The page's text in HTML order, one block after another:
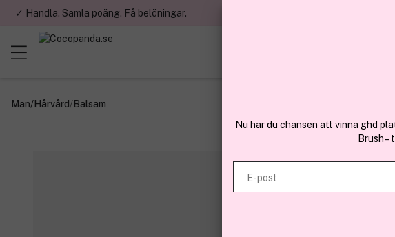
✓ Handla. Samla poäng. Få belöningar.
Man/Hårvård/Balsam
Nu har du chansen att vinna ghd
Brush –
E-post